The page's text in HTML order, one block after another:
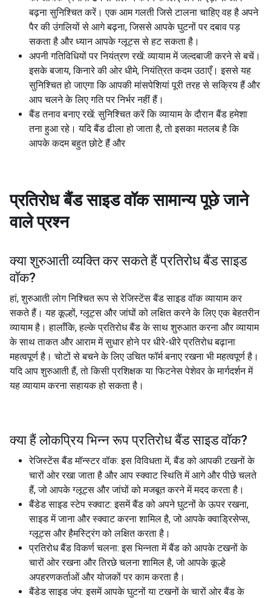
बढ़ना सुनिश्चित करें। एक आम गलती जिसे टालना चाहिए वह है अपने
पैर की उंगलियों से आगे बढ़ना, जिससे आपके घुटनों पर दबाव पड़
सकता है और ध्यान आपके ग्लूट्स से हट सकता है।
अपनी गतिविधियों पर नियंत्रण रखें: व्यायाम में जल्दबाजी करने से बचें।
इसके बजाय, किनारे की ओर धीमे, नियंत्रित कदम उठाएँ। इससे यह
सुनिश्चित हो जाएगा कि आपकी मांसपेशियां पूरी तरह से सक्रिय हैं और
आप चलने के लिए गति पर निर्भर नहीं हैं।
बैंड तनाव बनाए रखें: सुनिश्चित करें कि व्यायाम के दौरान बैंड हमेशा
तना हुआ रहे। यदि बैंड ढीला हो जाता है, तो इसका मतलब है कि
आपके कदम बहुत छोटे हैं और
प्रतिरोध बैंड साइड वॉक सामान्य पूछे जाने
वाले प्रश्न
क्या शुरुआती व्यक्ति कर सकते हैं प्रतिरोध बैंड साइड
वॉक?
हां, शुरुआती लोग निश्चित रूप से रेजिस्टेंस बैंड साइड वॉक व्यायाम कर
सकते हैं। यह कूल्हों, ग्लूट्स और जांघों को लक्षित करने के लिए एक बेहतरीन
व्यायाम है। हालाँकि, हल्के प्रतिरोध बैंड के साथ शुरुआत करना और व्यायाम
के साथ ताकत और आराम में सुधार होने पर धीरे-धीरे प्रतिरोध बढ़ाना
महत्वपूर्ण है। चोटों से बचने के लिए उचित फॉर्म बनाए रखना भी महत्वपूर्ण है।
यदि आप शुरुआती हैं, तो किसी प्रशिक्षक या फिटनेस पेशेवर के मार्गदर्शन में
यह व्यायाम करना सहायक हो सकता है।
क्या हैं लोकप्रिय भिन्न रूप प्रतिरोध बैंड साइड वॉक?
रेजिस्टेंस बैंड मॉन्स्टर वॉक: इस विविधता में, बैंड को आपकी टखनों के
चारों ओर रखा जाता है और आप स्क्वाट स्थिति में आगे और पीछे चलते
हैं, जो आपके ग्लूट्स और जांघों को मजबूत करने में मदद करता है।
बैंडेड साइड स्टेप स्क्वाट: इसमें बैंड को अपने घुटनों के ऊपर रखना,
साइड में जाना और स्क्वाट करना शामिल है, जो आपके क्वाड्रिसेप्स,
ग्लूट्स और हैमस्ट्रिंग को लक्षित करता है।
प्रतिरोध बैंड विकर्ण चलना: इस भिन्नता में बैंड को आपके टखनों के
चारों ओर रखना और तिरछे चलना शामिल है, जो आपके कूल्हे
अपहरणकर्ताओं और योजकों पर काम करता है।
बैंडेड साइड जंप: इसमें आपके घुटनों या टखनों के चारों ओर बैंड के